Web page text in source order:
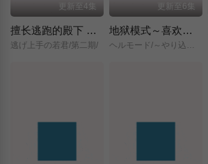
更新至4集
擅长逃跑的殿下 第二季
逃げ上手の若君/第二期/
更新至6集
地狱模式～喜欢挑战特殊成就的玩家在废设定的异世界成为无双～第二季
ヘルモード/～やり込み好きのゲーマーは廃設定の異世界で無双する～/2nd/Season/